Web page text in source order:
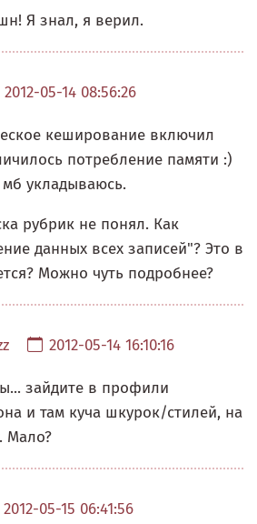
Я знал, я верил.
2012-05-14 08:56:26
кеширование включил
потребление памяти :)
укладываюсь.
рубрик не понял. Как
данных всех записей"? Это в
Можно чуть подробнее?
2012-05-14 16:10:16
зайдите в профили
и там куча шкурок/стилей, на
Мало?
2012-05-15 06:41:56